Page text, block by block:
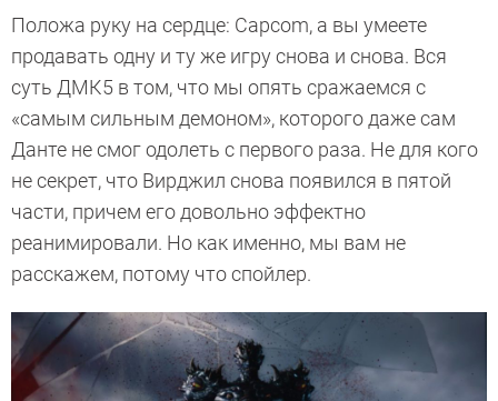
Положа руку на сердце: Capcom, а вы умеете
продавать одну и ту же игру снова и снова. Вся
суть ДМК5 в том, что мы опять сражаемся с
«самым сильным демоном», которого даже сам
Данте не смог одолеть с первого раза. Не для кого
не секрет, что Вирджил снова появился в пятой
части, причем его довольно эффектно
реанимировали. Но как именно, мы вам не
расскажем, потому что спойлер.